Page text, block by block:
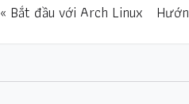
« Bắt đầu với Arch Linux